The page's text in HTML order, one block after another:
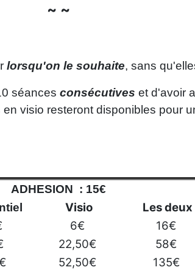
~ ~
lorsqu'on le souhaite, sans
séances consécutives et d'avoir
visio resteront disponibles pour
ADHESION : 15€
Visio
Les
6€
16€
22,50€
58€
52,50€ 135€